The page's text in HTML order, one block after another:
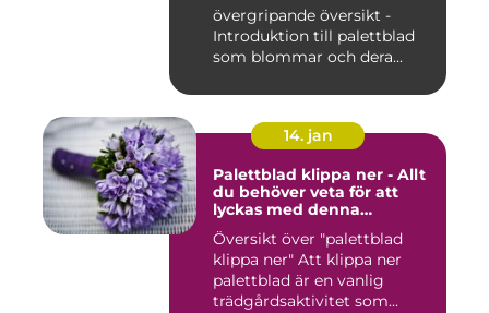
övergripande översikt -
Introduktion till palettblad
som blommar och dera...
14. jan
Palettblad klippa ner - Allt
du behöver veta för att
lyckas med denna
populära trädgårdsaktivitet
Översikt över "palettblad
klippa ner" Att klippa ner
palettblad är en vanlig
trädgårdsaktivitet som...